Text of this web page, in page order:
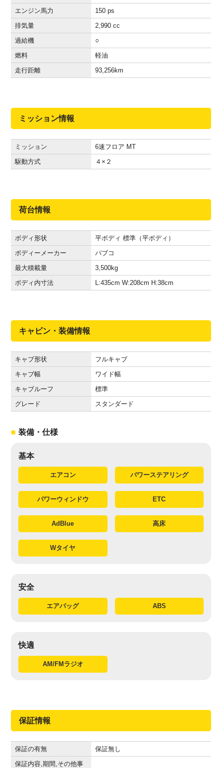
エンジン馬力
150 ps
排気量
2,990 cc
過給機
○
燃料
軽油
走行距離
93,256km
ミッション情報
ミッション
6速フロア MT
駆動方式
４×２
荷台情報
ボディ形状
平ボディ 標準（平ボディ）
ボディーメーカー
パブコ
最大積載量
3,500kg
ボディ内寸法
L:435cm W:208cm H:38cm
キャビン・装備情報
キャブ形状
フルキャブ
キャブ幅
ワイド幅
キャブルーフ
標準
グレード
スタンダード
装備・仕様
基本
エアコン パワーステアリング
パワーウィンドウ ETC
AdBlue 高床
Wタイヤ
安全
エアバッグ ABS
快適
AM/FMラジオ
保証情報
保証の有無
保証無し
保証内容,期間,その他事